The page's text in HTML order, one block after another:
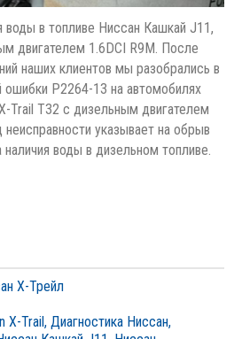
воды в топливе Ниссан Кашкай J11,
двигателем 1.6DCI R9M. После
наших клиентов мы разобрались в
P2264-13 на автомобилях
Trail T32 с дизельным двигателем
указывает на обрыв
наличия воды в дизельном топливе.
Х-Трейл
X-Trail, Диагностика Ниссан,